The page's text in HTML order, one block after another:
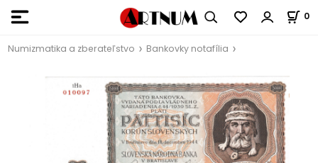
0
Numizmatika a zberateľstvo Bankovky notafília